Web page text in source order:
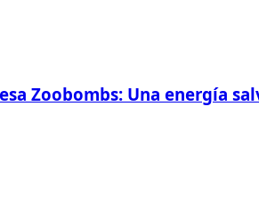
Zoobombs: Una energía